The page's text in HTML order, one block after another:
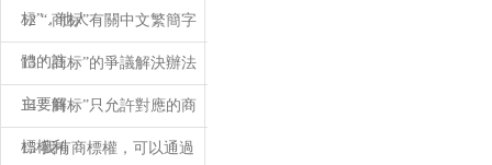
标”，他人
12 “.商标”有關中文繁簡字
體的註
13 “.商标”的爭議解決辦法
主要解
14 “.商标”只允許對應的商
標權利
15 我有商標權，可以通過